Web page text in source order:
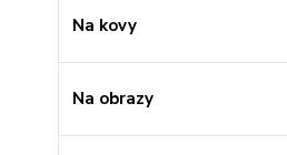
Na kovy
Na obrazy